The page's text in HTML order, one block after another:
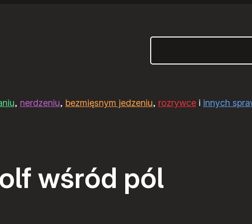
, nerdzeniu, bezmięsnym jedzeniu, rozrywcei innych
wśród pól